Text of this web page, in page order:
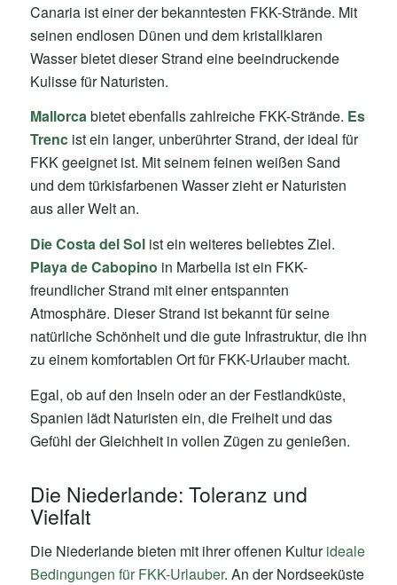
Canaria ist einer der bekanntesten FKK-Strände. Mit
seinen endlosen Dünen und dem kristallklaren
Wasser bietet dieser Strand eine beeindruckende
Kulisse für Naturisten.
Mallorcabietet ebenfalls zahlreiche FKK-Strände. Es
Trencist ein langer, unberührter Strand, der ideal für
FKK geeignet ist. Mit seinem feinen weißen Sand
und dem türkisfarbenen Wasser zieht er Naturisten
aus aller Welt an.
Die Costa del Solist ein weiteres beliebtes Ziel.
Playa de Cabopino in Marbella ist ein FKK-
freundlicher Strand mit einer entspannten
Atmosphäre. Dieser Strand ist bekannt für seine
natürliche Schönheit und die gute Infrastruktur, die ihn
zu einem komfortablen Ort für FKK-Urlauber macht.
Egal, ob auf den Inseln oder an der Festlandküste,
Spanien lädt Naturisten ein, die Freiheit und das
Gefühl der Gleichheit in vollen Zügen zu genießen.
Die Niederlande: Toleranz und
Vielfalt
Die Niederlande bieten mit ihrer offenen Kulturideale
Bedingungen für FKK-Urlauber. An der Nordseeküste